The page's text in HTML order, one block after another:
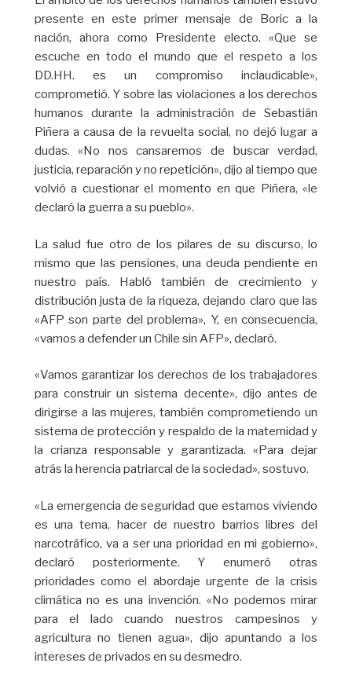
presente en este primer mensaje de Boric a la
nación, ahora como Presidente electo. «Que se
escuche en todo el mundo que el respeto a los
DD.HH. es un compromiso inclaudicable»,
comprometió. Y sobre las violaciones a los derechos
humanos durante la administración de Sebastián
Piñera a causa de la revuelta social, no dejó lugar a
dudas. «No nos cansaremos de buscar verdad,
justicia, reparación y no repetición», dijo al tiempo que
volvió a cuestionar el momento en que Piñera, «le
declaró la guerra a su pueblo».
La salud fue otro de los pilares de su discurso, lo
mismo que las pensiones, una deuda pendiente en
nuestro país. Habló también de crecimiento y
distribución justa de la riqueza, dejando claro que las
«AFP son parte del problema», Y, en consecuencia,
«vamos a defender un Chile sin AFP», declaró.
«Vamos garantizar los derechos de los trabajadores
para construir un sistema decente», dijo antes de
dirigirse a las mujeres, también comprometiendo un
sistema de protección y respaldo de la maternidad y
la crianza responsable y garantizada. «Para dejar
atrás la herencia patriarcal de la sociedad», sostuvo.
«La emergencia de seguridad que estamos viviendo
es una tema, hacer de nuestro barrios libres del
narcotráfico, va a ser una prioridad en mi gobierno»,
declaró posteriormente. Y enumeró otras
prioridades como el abordaje urgente de la crisis
climática no es una invención. «No podemos mirar
para el lado cuando nuestros campesinos y
agricultura no tienen agua», dijo apuntando a los
intereses de privados en su desmedro.